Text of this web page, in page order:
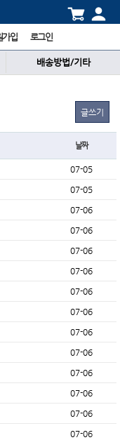
가입 로그인
배송방법/기타
글쓰기
날짜
07-05
07-05
07-06
07-06
07-06
07-06
07-06
07-06
07-06
07-06
07-06
07-06
07-06
07-06